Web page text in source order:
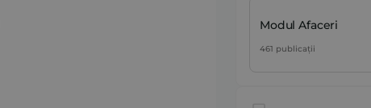
Modul Afaceri
461 publicații